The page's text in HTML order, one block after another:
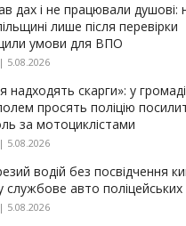
дах і не працювали душові:
лише після перевірки
умови для ВПО
5.08.2026
надходять скарги»: у громаді
просять поліцію
за мотоциклістами
5.08.2026
водій без посвідчення
службове авто поліцейських
5.08.2026